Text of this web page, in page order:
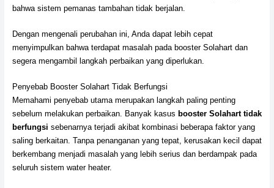
bahwa sistem pemanas tambahan tidak berjalan.
Dengan mengenali perubahan ini, Anda dapat lebih cepat
menyimpulkan bahwa terdapat masalah pada booster Solahart dan
segera mengambil langkah perbaikan yang diperlukan.
Penyebab Booster Solahart Tidak Berfungsi
Memahami penyebab utama merupakan langkah paling penting
sebelum melakukan perbaikan. Banyak kasus booster Solahart tidak
berfungsi sebenarnya terjadi akibat kombinasi beberapa faktor yang
saling berkaitan. Tanpa penanganan yang tepat, kerusakan kecil dapat
berkembang menjadi masalah yang lebih serius dan berdampak pada
seluruh sistem water heater.